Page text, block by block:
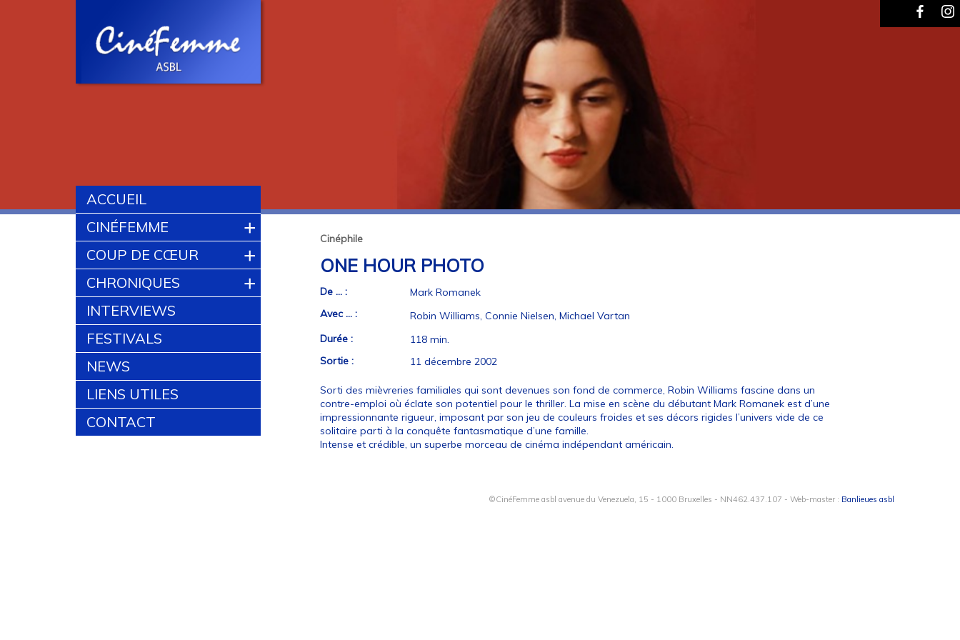
ACCUEIL
CINÉFEMME
+
COUP DE CŒUR +
CHRONIQUES +
INTERVIEWS
FESTIVALS
NEWS
LIENS UTILES
CONTACT
Cinéphile
ONE HOUR PHOTO
De ... :
Mark Romanek
Avec ... :
Robin Williams, Connie Nielsen, Michael Vartan
Durée :
118 min.
Sortie :
11 décembre 2002
Sorti des mièvreries familiales qui sont devenues son fond de commerce, Robin Williams fascine dans un
contre-emploi où éclate son potentiel pour le thriller. La mise en scène du débutant Mark Romanek est d’une
impressionnante rigueur, imposant par son jeu de couleurs froides et ses décors rigides l’univers vide de ce
solitaire parti à la conquête fantasmatique d’une famille.
Intense et crédible, un superbe morceau de cinéma indépendant américain.
©CinéFemme asbl avenue du Venezuela, 15 - 1000 Bruxelles - NN462.437.107 - Web-master : Banlieues asbl